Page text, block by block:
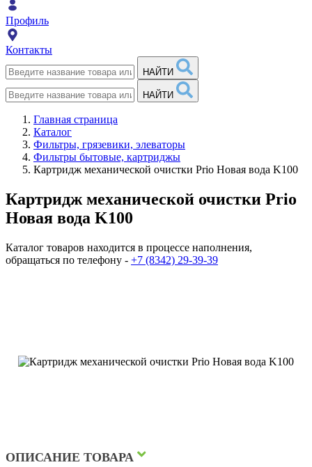
Профиль
Контакты
НАЙТИ
НАЙТИ
Главная страница
Каталог
Фильтры, грязевики, элеваторы
Фильтры бытовые, картриджы
Картридж механической очистки Prio Новая вода K100
Картридж механической очистки Prio
Новая вода K100
Каталог товаров находится в процессе наполнения,
обращаться по телефону - +7 (8342) 29-39-39
ОПИСАНИЕ ТОВАРА